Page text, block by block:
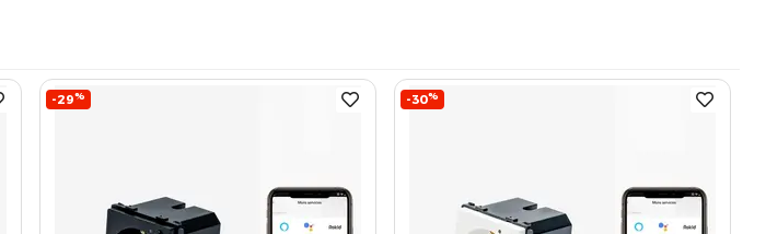
-29% -30%